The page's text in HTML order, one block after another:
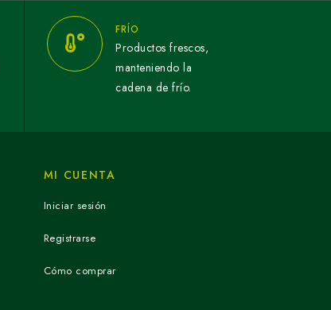
FRÍO
Productos frescos,
manteniendo la
cadena de frío.
MI CUENTA
Iniciar sesión
Registrarse
Cómo comprar